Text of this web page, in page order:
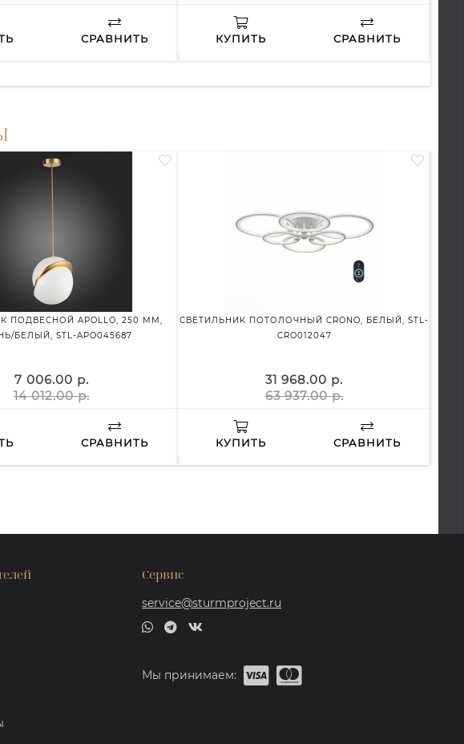
СРАВНИТЬ КУПИТЬ СРАВНИТЬ
ПОДВЕСНОЙ APOLLO, 250 ММ,
БЕЛЫЙ, STL-APO045687
7 006.00 р.
14 012.00 р.
СРАВНИТЬ
СВЕТИЛЬНИК ПОТОЛОЧНЫЙ CRONO, БЕЛЫЙ, STL-
CRO012047
31 968.00 р.
63 937.00 р.
КУПИТЬ СРАВНИТЬ
Сервис
service@sturmproject.ru
Мы принимаем: